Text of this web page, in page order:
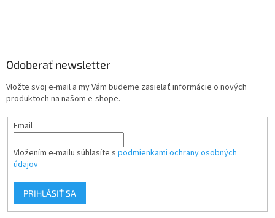
Odoberať newsletter
Vložte svoj e-mail a my Vám budeme zasielať informácie o nových
produktoch na našom e-shope.
Email
Vložením e-mailu súhlasíte s podmienkami ochrany osobných
údajov
PRIHLÁSIŤ SA